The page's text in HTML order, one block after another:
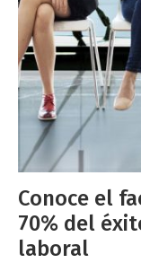
Conoce el
70% del
laboral